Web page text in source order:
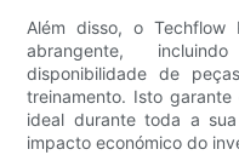
Além disso, o Techflow
abrangente,
disponibilidade de
treinamento. Isto
ideal durante toda a
impacto económico do